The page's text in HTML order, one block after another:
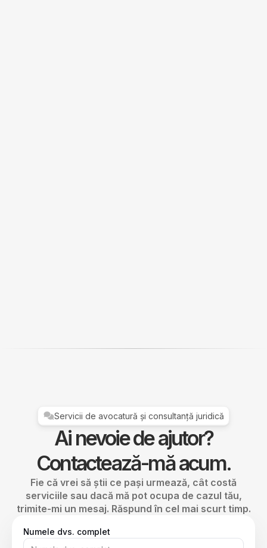
Servicii de avocatură și consultanță juridică
Ai nevoie de ajutor?
Contactează-mă acum.
Fie că vrei să știi ce pași urmează, cât costă
serviciile sau dacă mă pot ocupa de cazul tău,
trimite-mi un mesaj. Răspund în cel mai scurt timp.
Numele dvs. complet